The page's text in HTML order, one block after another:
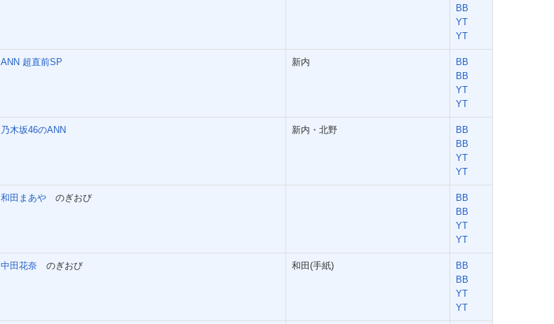
BB
YT
YT
ANN 超直前SP 新内
BB
BB
YT
YT
乃木坂46のANN 新内・北野
BB
BB
YT
YT
和田まあや のぎおび
BB
BB
YT
YT
中田花奈 のぎおび 和田(手紙)
BB
BB
YT
YT